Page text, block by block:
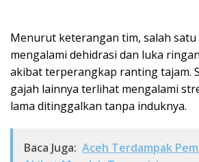
Menurut keterangan tim, salah satu
mengalami dehidrasi dan luka
akibat terperangkap ranting tajam.
gajah lainnya terlihat mengalami
lama ditinggalkan tanpa induknya.
Baca Juga: Aceh Terdampak